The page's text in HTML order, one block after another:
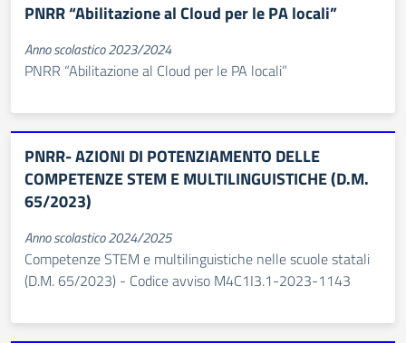
PNRR “Abilitazione al Cloud per le PA locali”
Anno scolastico 2023/2024
PNRR “Abilitazione al Cloud per le PA locali”
PNRR- AZIONI DI POTENZIAMENTO DELLE
COMPETENZE STEM E MULTILINGUISTICHE (D.M.
65/2023)
Anno scolastico 2024/2025
Competenze STEM e multilinguistiche nelle scuole statali
(D.M. 65/2023) - Codice avviso M4C1I3.1-2023-1143